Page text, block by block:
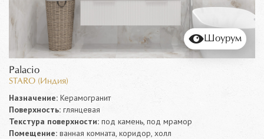
Шоурум
Palacio
STARO (Индия)
Назначение: Керамогранит
Поверхность: глянцевая
Текстура поверхности: под камень, под мрамор
Помещение: ванная комната, коридор, холл